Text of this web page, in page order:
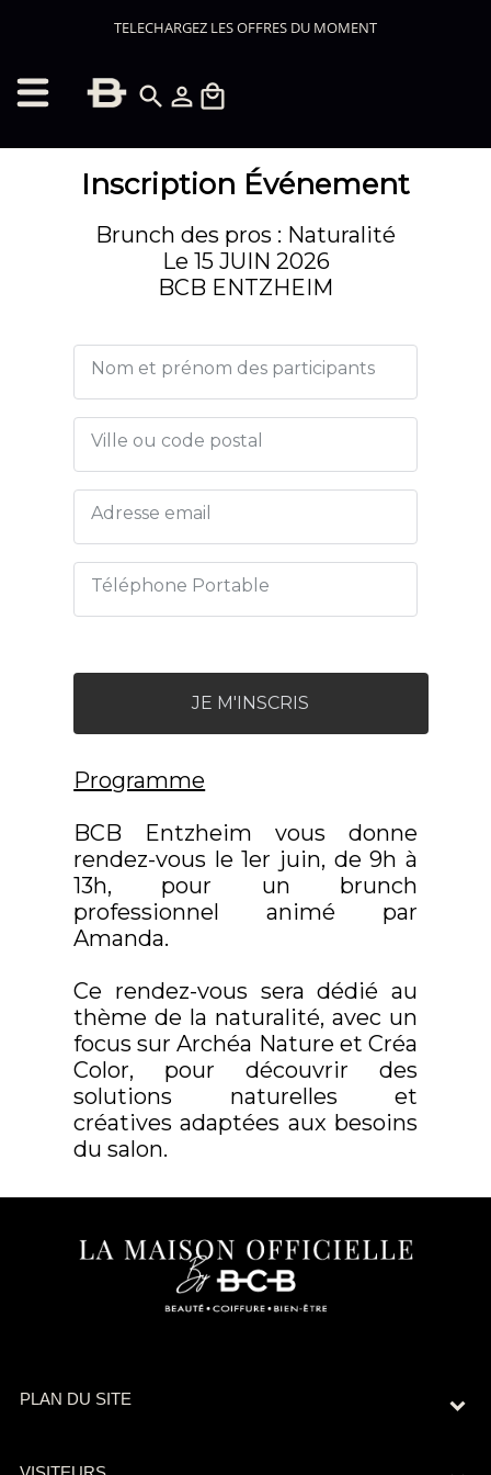
TELECHARGEZ LES OFFRES DU MOMENT
search person_outline local_mall
Inscription Événement
Brunch des pros : Naturalité
Le 15 JUIN 2026
BCB ENTZHEIM
Nom et prénom des participants
Ville ou code postal
Adresse email
Téléphone Portable
JE M'INSCRIS
Programme
BCB Entzheim vous donne
rendez-vous le 1er juin, de 9h à
13h, pour un brunch
professionnel animé par
Amanda.
Ce rendez-vous sera dédié au
thème de la naturalité, avec un
focus sur Archéa Nature et Créa
Color, pour découvrir des
solutions naturelles et
créatives adaptées aux besoins
du salon.
PLAN DU SITE